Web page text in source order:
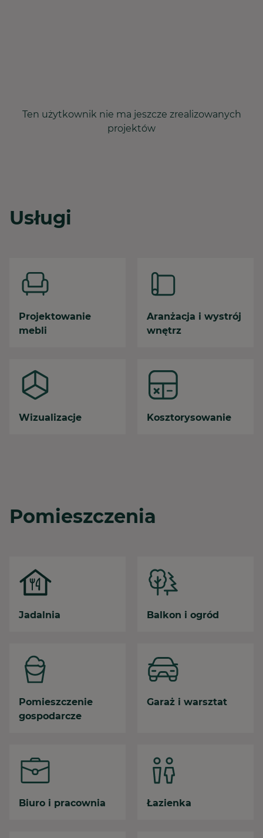
Ten użytkownik nie ma jeszcze zrealizowanych
projektów
Usługi
Projektowanie
mebli
Aranżacja i wystrój
wnętrz
Wizualizacje Kosztorysowanie
Pomieszczenia
Jadalnia Balkon i ogród
Pomieszczenie
gospodarcze
Garaż i warsztat
Biuro i pracownia Łazienka